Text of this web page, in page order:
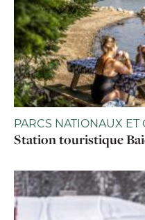
PARCS NATIONAUX
Station touristique